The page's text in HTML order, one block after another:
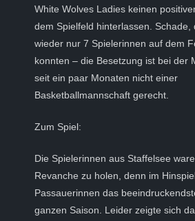
White Wolves Ladies keinen
dem Spielfeld hinterlassen. Schade,
wieder nur 7 Spielerinnen auf dem
konnten – die Besetzung ist bei der
seit ein paar Monaten nicht einer
Basketballmannschaft gerecht.
Zum Spiel:
Die Spielerinnen aus Staffelsee
Revanche zu holen, denn im
Passauerinnen das
ganzen Saison. Leider zeigte sich